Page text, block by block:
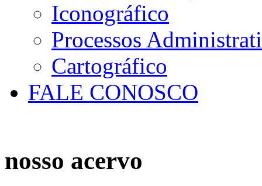
Iconográfico
Processos
Cartográfico
FALE CONOSCO
nosso acervo